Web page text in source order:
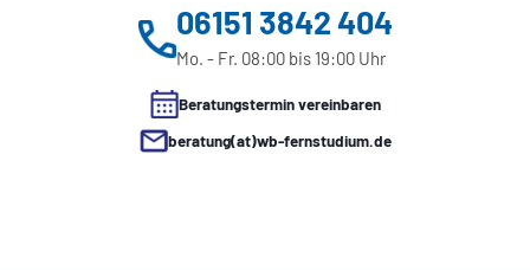
06151 3842 404
Mo. - Fr. 08:00 bis 19:00 Uhr
Beratungstermin vereinbaren
beratung(at)wb-fernstudium.de